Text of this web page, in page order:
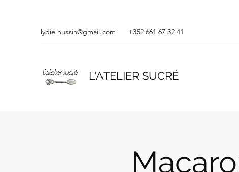
lydie.hussin@gmail.com +352 661 67 32 41
L'ATELIER SUCRÉ